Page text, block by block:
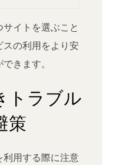
イトを選ぶこと
の利用をより安
きます。
トラブル
策
用する際に注意